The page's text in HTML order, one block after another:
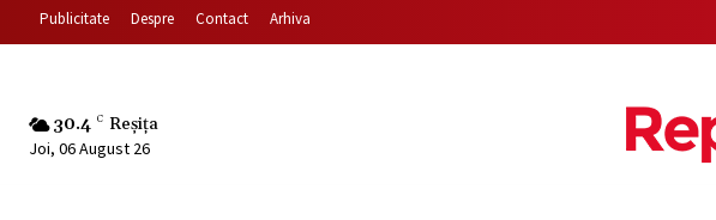
Publicitate Despre Contact Arhiva
30.4 C Reșița
Joi, 06 August 26